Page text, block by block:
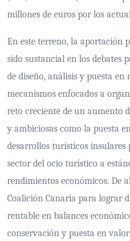
millones de euros por los
En este terreno, la aportación
sido sustancial en los debates
de diseño, análisis y puesta
mecanismos enfocados a
reto creciente de un aumento
y ambiciosas como la puesta
desarrollos turísticos
sector del ocio turístico a
rendimientos económicos. De
Coalición Canaria para lograr
rentable en balances
conservación y puesta en